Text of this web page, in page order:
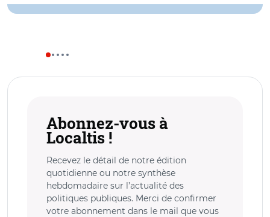
Abonnez-vous à
Localtis !
Recevez le détail de notre édition
quotidienne ou notre synthèse
hebdomadaire sur l’actualité des
politiques publiques. Merci de confirmer
votre abonnement dans le mail que vous